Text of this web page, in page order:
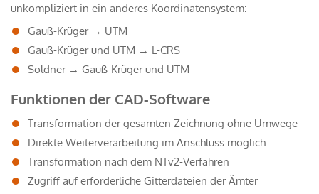
unkompliziert in ein anderes Koordinatensystem:
Gauß-Krüger → UTM
Gauß-Krüger und UTM → L-CRS
Soldner → Gauß-Krüger und UTM
Funktionen der CAD-Software
Transformation der gesamten Zeichnung ohne Umwege
Direkte Weiterverarbeitung im Anschluss möglich
Transformation nach dem NTv2-Verfahren
Zugriff auf erforderliche Gitterdateien der Ämter